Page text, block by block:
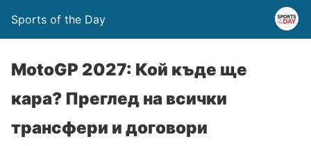
Sports of the Day
MotoGP 2027: Кой къде ще
кара? Преглед на всички
трансфери и договори